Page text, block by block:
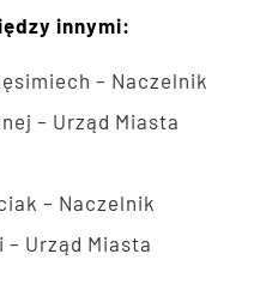
innymi:
– Naczelnik
– Urząd Miasta
– Naczelnik
Urząd Miasta